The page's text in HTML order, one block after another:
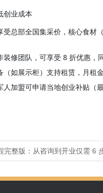
创业成本
受总部全国集采价，核心食
装修团队，可享受 8 折优惠，
（如展示柜）支持租赁，月租
加盟可申请当地创业补贴（
完整版：从咨询到开业仅需 6